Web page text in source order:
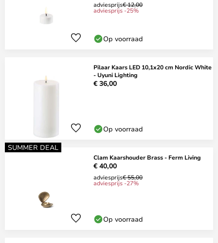
adviesprijs€ 12,00
adviesprijs -25%
Op voorraad
Pilaar Kaars LED 10,1x20 cm Nordic White
- Uyuni Lighting
€ 36,00
Op voorraad
SUMMER DEAL
Clam Kaarshouder Brass - Ferm Living
€ 40,00
adviesprijs€ 55,00
adviesprijs -27%
Op voorraad